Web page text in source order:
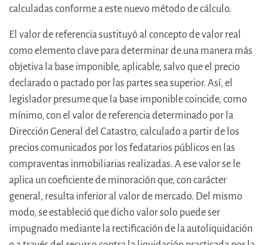
calculadas conforme a este nuevo método de cálculo.
El valor de referencia sustituyó al concepto de valor real
como elemento clave para determinar de una manera más
objetiva la base imponible, aplicable, salvo que el precio
declarado o pactado por las partes sea superior. Así, el
legislador presume que la base imponible coincide, como
mínimo, con el valor de referencia determinado por la
Dirección General del Catastro, calculado a partir de los
precios comunicados por los fedatarios públicos en las
compraventas inmobiliarias realizadas. A ese valor se le
aplica un coeficiente de minoración que, con carácter
general, resulta inferior al valor de mercado. Del mismo
modo, se estableció que dicho valor solo puede ser
impugnado mediante la rectificación de la autoliquidación